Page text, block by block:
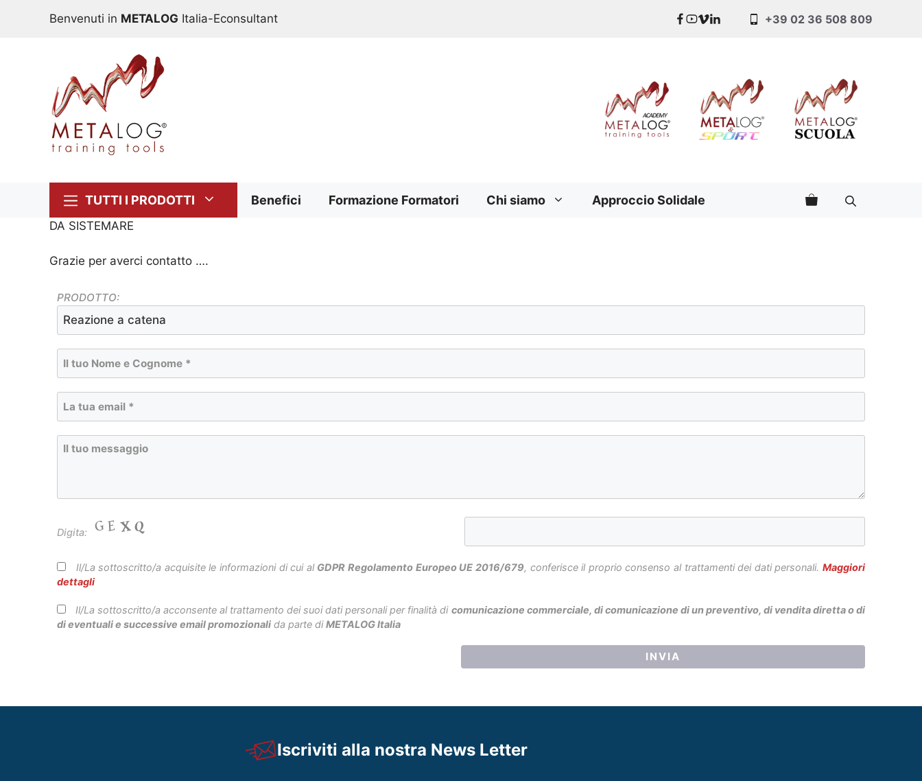
Benvenuti in METALOG Italia-Econsultant +39 02 36 508 809
TUTTI I PRODOTTI Benefici Formazione Formatori Chi siamo Approccio Solidale
DA SISTEMARE
Grazie per averci contatto ….
PRODOTTO:
Digita:
Il/La sottoscritto/a acquisite le informazioni di cui al GDPR Regolamento Europeo UE 2016/679, conferisce il proprio consenso al trattamenti dei dati personali.Maggiori
dettagli
Il/La sottoscritto/a acconsente al trattamento dei suoi dati personali per finalità di comunicazione commerciale, di comunicazione di un preventivo, di vendita diretta o di
di eventuali e successive email promozionali da parte diMETALOG Italia
Iscriviti alla nostra News Letter